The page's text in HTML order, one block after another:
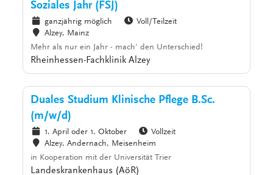
Soziales Jahr (FSJ)
ganzjährig möglich
Voll/Teilzeit
Alzey, Mainz
Mehr als nur ein Jahr - mach' den Unterschied!
Rheinhessen-Fachklinik Alzey
Duales Studium Klinische Pflege B.Sc.
(m/w/d)
1. April oder 1. Oktober
Vollzeit
Alzey, Andernach, Meisenheim
in Kooperation mit der Universität Trier
Landeskrankenhaus (AöR)